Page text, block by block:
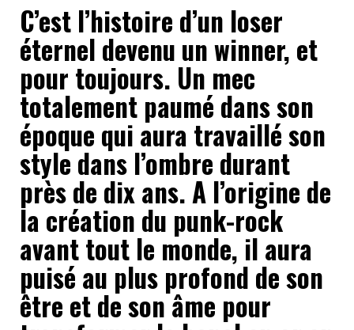
C’est l’histoire d’un loser
éternel devenu un winner, et
pour toujours. Un mec
totalement paumé dans son
époque qui aura travaillé son
style dans l’ombre durant
près de dix ans. A l’origine de
la création du punk-rock
avant tout le monde, il aura
puisé au plus profond de son
être et de son âme pour